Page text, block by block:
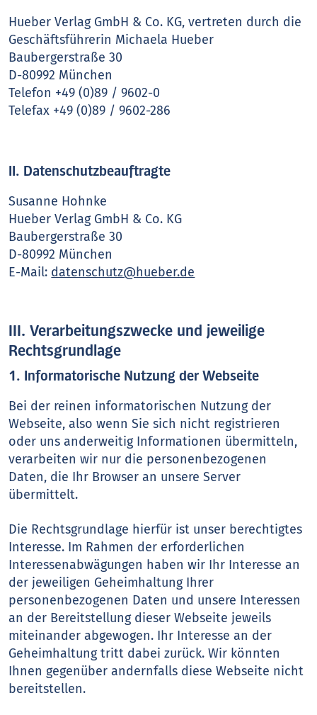
Hueber Verlag GmbH & Co. KG, vertreten durch die
Geschäftsführerin Michaela Hueber
Baubergerstraße 30
D-80992 München
Telefon +49 (0)89 / 9602-0
Telefax +49 (0)89 / 9602-286
II. Datenschutzbeauftragte
Susanne Hohnke
Hueber Verlag GmbH & Co. KG
Baubergerstraße 30
D-80992 München
E-Mail: datenschutz@hueber.de
III. Verarbeitungszwecke und jeweilige
Rechtsgrundlage
1. Informatorische Nutzung der Webseite
Bei der reinen informatorischen Nutzung der
Webseite, also wenn Sie sich nicht registrieren
oder uns anderweitig Informationen übermitteln,
verarbeiten wir nur die personenbezogenen
Daten, die Ihr Browser an unsere Server
übermittelt.
Die Rechtsgrundlage hierfür ist unser berechtigtes
Interesse. Im Rahmen der erforderlichen
Interessenabwägungen haben wir Ihr Interesse an
der jeweiligen Geheimhaltung Ihrer
personenbezogenen Daten und unsere Interessen
an der Bereitstellung dieser Webseite jeweils
miteinander abgewogen. Ihr Interesse an der
Geheimhaltung tritt dabei zurück. Wir könnten
Ihnen gegenüber andernfalls diese Webseite nicht
bereitstellen.